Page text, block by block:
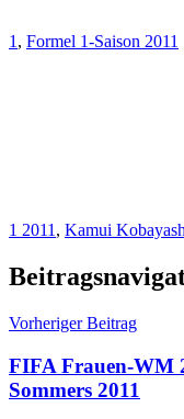
1 , Formel 1-Saison 2011
1 2011 , Kamui
Vorheriger Beitrag
FIFA Frauen-WM
Sommers 2011